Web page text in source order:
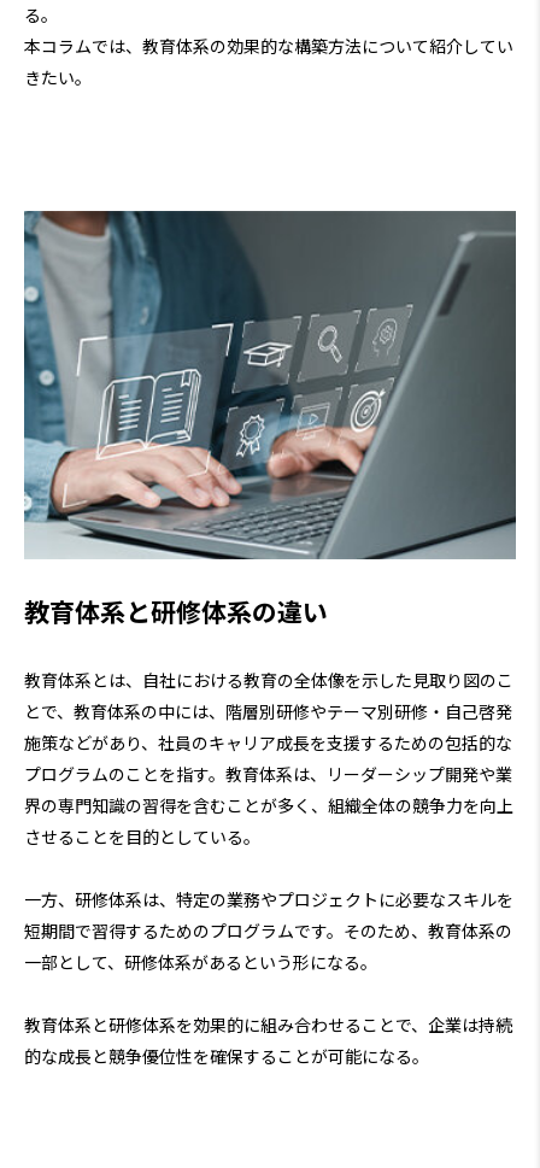
る。
本コラムでは、教育体系の効果的な構築方法について紹介してい
きたい。
教育体系と研修体系の違い
教育体系とは、自社における教育の全体像を示した見取り図のこ
とで、教育体系の中には、階層別研修やテーマ別研修・自己啓発
施策などがあり、社員のキャリア成長を支援するための包括的な
プログラムのことを指す。教育体系は、リーダーシップ開発や業
界の専門知識の習得を含むことが多く、組織全体の競争力を向上
させることを目的としている。
一方、研修体系は、特定の業務やプロジェクトに必要なスキルを
短期間で習得するためのプログラムです。そのため、教育体系の
一部として、研修体系があるという形になる。
教育体系と研修体系を効果的に組み合わせることで、企業は持続
的な成長と競争優位性を確保することが可能になる。